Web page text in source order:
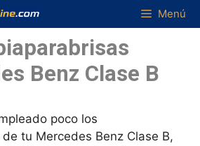
Menú
Benz Clase B
poco los
tu Mercedes Benz Clase B,